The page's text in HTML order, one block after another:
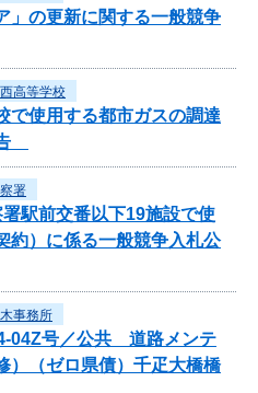
」の更新に関する一般競争
高等学校
で使用する都市ガスの調達
署
駅前交番以下19施設で使
約）に係る一般競争入札公
事務所
04Z号／公共 道路メンテ
）（ゼロ県債）千疋大橋橋